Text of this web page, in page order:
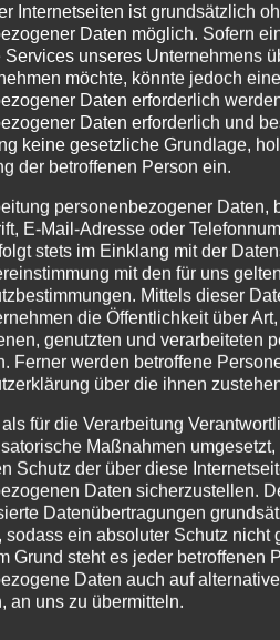
bei energetischen Fragen?
Diesen und vielen
Sitzung des...
Internetseiten ist grundsätzlich
Daten möglich. Sofern
Services unseres Unternehmens
möchte, könnte jedoch
Daten erforderlich
Daten erforderlich und
keine gesetzliche Grundlage,
der betroffenen Person ein.
personenbezogener Daten,
E-Mail-Adresse oder
stets im Einklang mit der
mit den für uns
Mittels dieser
die Öffentlichkeit über
genutzten und verarbeiteten
Ferner werden betroffene
über die ihnen
für die Verarbeitung
Maßnahmen
Schutz der über diese
Daten sicherzustellen.
Datenübertragungen
sodass ein absoluter Schutz nicht
Grund steht es jeder betroffenen
Daten auch auf
an uns zu übermitteln.